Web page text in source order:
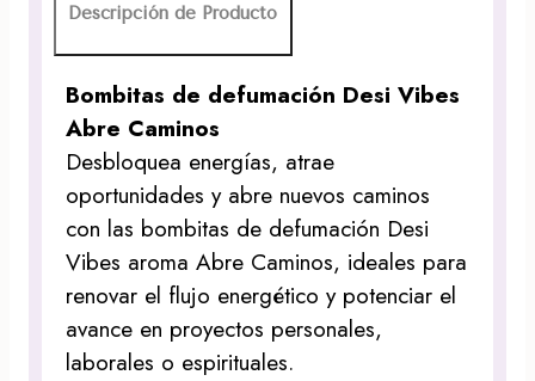
Descripción de Producto
Bombitas de defumación Desi Vibes
Abre Caminos
Desbloquea energías, atrae
oportunidades y abre nuevos caminos
con las bombitas de defumación Desi
Vibes aroma Abre Caminos, ideales para
renovar el flujo energético y potenciar el
avance en proyectos personales,
laborales o espirituales.